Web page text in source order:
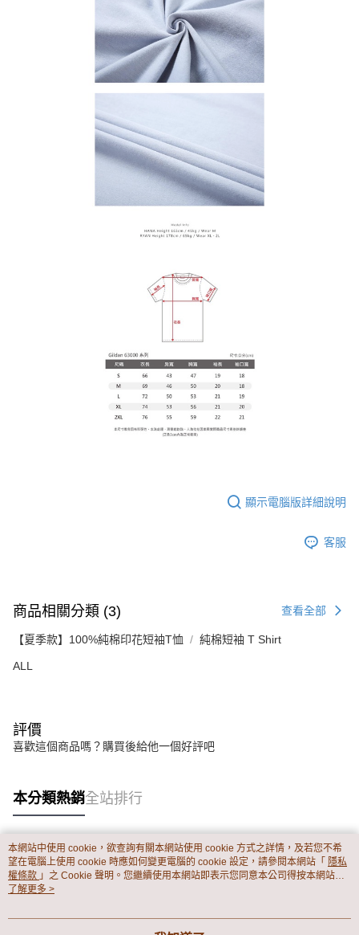
時審查核予不同之上限額度；若仍有額度不足之情形，本公司將視審查結果
５．嚴禁一人註冊多個帳號或使用他人資訊註冊。若發現惡意使用之情形，
恩沛科技股份有限公司將有權停止該用戶之使用額度並採取法律行動。
顯示電腦版詳細說明
客服
商品相關分類 (3) 查看全部
【夏季款】100%純棉印花短袖T恤 純棉短袖 T Shirt
ALL
評價
喜歡這個商品嗎？購買後給他一個好評吧
本分類熱銷全站排行
熱門標籤
本網站中使用 cookie，欲查詢有關本網站使用 cookie 方式之詳情，及若您不希
望在電腦上使用 cookie 時應如何變更電腦的 cookie 設定，請參閱本網站「 隱私
權條款 」之 Cookie 聲明。您繼續使用本網站即表示您同意本公司得按本網站使
用條款之 Cookie 聲明使用 cookie。
了解更多 >